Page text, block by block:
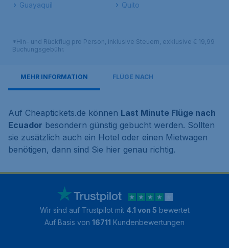
Guayaquil Quito
*Hin- und Rückflug pro Person, inklusive Steuern, exklusive € 19,99
Buchungsgebühr.
MEHR INFORMATION FLÜGE NACH
Auf Cheaptickets.de können Last Minute Flüge nach
Ecuador besondern günstig gebucht werden. Sollten
sie zusätzlich auch ein Hotel oder einen Mietwagen
benötigen, dann sind Sie hier genau richtig.
Wir sind auf Trustpilot mit 4.1 von 5 bewertet
Auf Basis von 16711 Kundenbewertungen